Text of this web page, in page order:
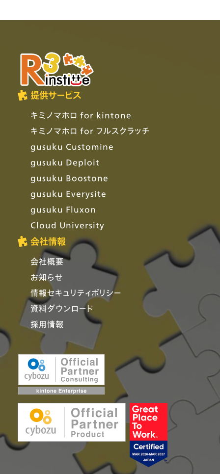
提供サービス
キミノマホロ for kintone
キミノマホロ for フルスクラッチ
gusuku Customine
gusuku Deploit
gusuku Boostone
gusuku Everysite
gusuku Fluxon
Cloud University
会社情報
会社概要
お知らせ
情報セキュリティポリシー
資料ダウンロード
採用情報